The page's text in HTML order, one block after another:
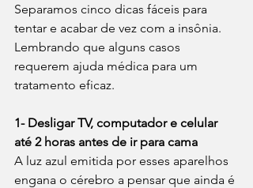
Separamos cinco dicas fáceis para
tentar e acabar de vez com a insônia.
Lembrando que alguns casos
requerem ajuda médica para um
tratamento eficaz.
1- Desligar TV, computador e celular
até 2 horas antes de ir para cama
A luz azul emitida por esses aparelhos
engana o cérebro a pensar que ainda é